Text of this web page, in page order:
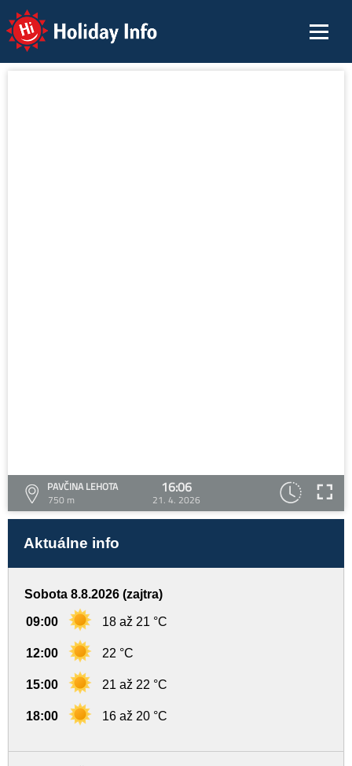
Holiday Info
PAVČINA LEHOTA
750 m
16:06
21. 4. 2026
Aktuálne info
Sobota 8.8.2026 (zajtra)
09:00 18 až 21 °C
12:00 22 °C
15:00 21 až 22 °C
18:00 16 až 20 °C